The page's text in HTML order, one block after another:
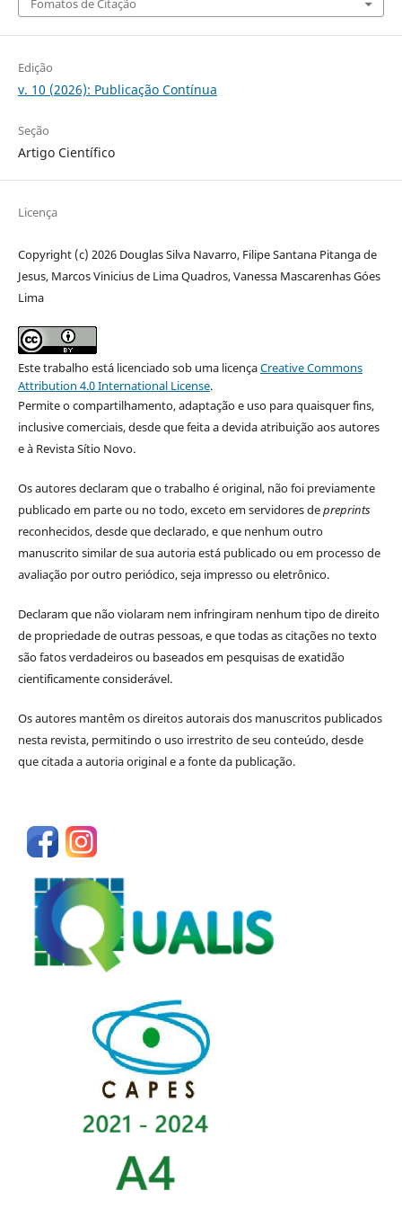
Fomatos de Citação
Edição
v. 10 (2026): Publicação Contínua
Seção
Artigo Científico
Licença
Copyright (c) 2026 Douglas Silva Navarro, Filipe Santana Pitanga de
Jesus, Marcos Vinicius de Lima Quadros, Vanessa Mascarenhas Góes
Lima
Este trabalho está licenciado sob uma licençaCreative Commons
Attribution 4.0 International License.
Permite o compartilhamento, adaptação e uso para quaisquer fins,
inclusive comerciais, desde que feita a devida atribuição aos autores
e à Revista Sítio Novo.
Os autores declaram que o trabalho é original, não foi previamente
publicado em parte ou no todo, exceto em servidores depreprints
reconhecidos, desde que declarado, e que nenhum outro
manuscrito similar de sua autoria está publicado ou em processo de
avaliação por outro periódico, seja impresso ou eletrônico.
Declaram que não violaram nem infringiram nenhum tipo de direito
de propriedade de outras pessoas, e que todas as citações no texto
são fatos verdadeiros ou baseados em pesquisas de exatidão
cientificamente considerável.
Os autores mantêm os direitos autorais dos manuscritos publicados
nesta revista, permitindo o uso irrestrito de seu conteúdo, desde
que citada a autoria original e a fonte da publicação.